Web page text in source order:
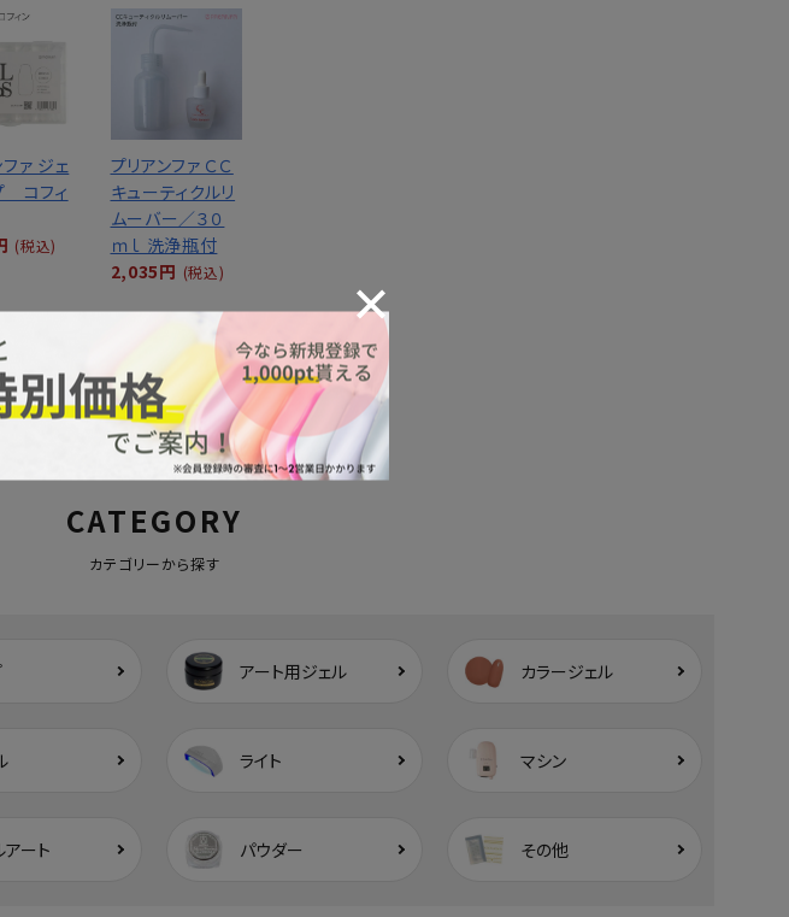
ァ ジェ
コフィ
(税込)
プリアンファ ＣＣ
キューティクルリ
ムーバー／３０
ｍｌ 洗浄瓶付
2,035円 (税込)
CATEGORY
カテゴリーから探す
アート用ジェル カラージェル
ライト マシン
アート パウダー その他